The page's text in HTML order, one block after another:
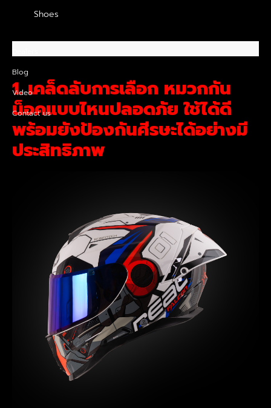
Shoes
Blog
Video
Contact us
เคล็ดลับการเลือกหมวกกันน็อคแบบไหนดี ให้
1. เคล็ดลับการเลือก หมวกกัน
น็อคแบบไหนปลอดภัย ใช้ได้ดี
พร้อมยังป้องกันศีรษะได้อย่างมี
ประสิทธิภาพ